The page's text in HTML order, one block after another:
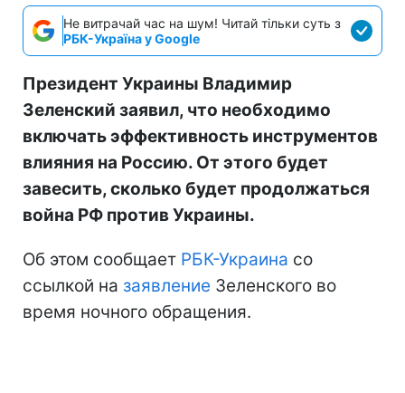
Не витрачай час на шум! Читай тільки суть з
РБК-Україна у Google
Президент Украины Владимир
Зеленский заявил, что необходимо
включать эффективность инструментов
влияния на Россию. От этого будет
завесить, сколько будет продолжаться
война РФ против Украины.
Об этом сообщает РБК-Украина со
ссылкой на заявление Зеленского во
время ночного обращения.